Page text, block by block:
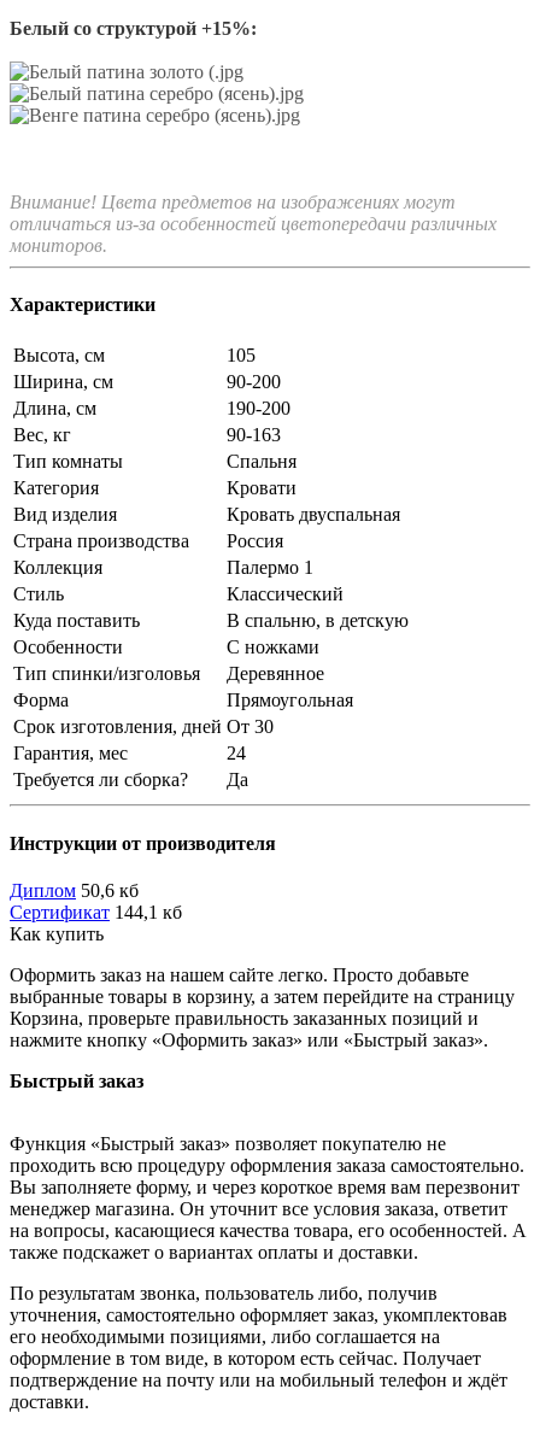
Белый со структурой +15%:
Внимание! Цвета предметов на изображениях могут
отличаться из-за особенностей цветопередачи различных
мониторов.
Характеристики
Высота, см
105
Ширина, см
90-200
Длина, см
190-200
Вес, кг
90-163
Тип комнаты
Спальня
Категория
Кровати
Вид изделия
Кровать двуспальная
Страна производства
Россия
Коллекция
Палермо 1
Стиль
Классический
Куда поставить
В спальню, в детскую
Особенности
С ножками
Тип спинки/изголовья
Деревянное
Форма
Прямоугольная
Срок изготовления, дней От 30
Гарантия, мес
24
Требуется ли сборка?
Да
Инструкции от производителя
Диплом 50,6 кб
Сертификат 144,1 кб
Как купить
Оформить заказ на нашем сайте легко. Просто добавьте
выбранные товары в корзину, а затем перейдите на страницу
Корзина, проверьте правильность заказанных позиций и
нажмите кнопку «Оформить заказ» или «Быстрый заказ».
Быстрый заказ
Функция «Быстрый заказ» позволяет покупателю не
проходить всю процедуру оформления заказа самостоятельно.
Вы заполняете форму, и через короткое время вам перезвонит
менеджер магазина. Он уточнит все условия заказа, ответит
на вопросы, касающиеся качества товара, его особенностей. А
также подскажет о вариантах оплаты и доставки.
По результатам звонка, пользователь либо, получив
уточнения, самостоятельно оформляет заказ, укомплектовав
его необходимыми позициями, либо соглашается на
оформление в том виде, в котором есть сейчас. Получает
подтверждение на почту или на мобильный телефон и ждёт
доставки.